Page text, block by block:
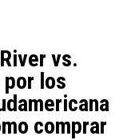
vs.
por los
comprar